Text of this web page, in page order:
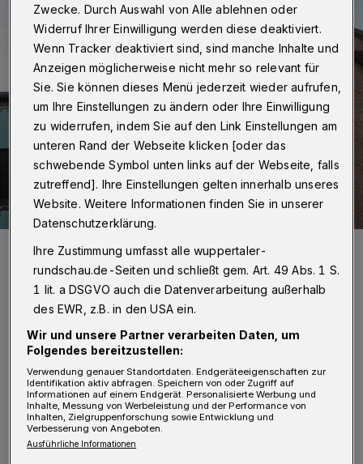
Das Fenster überstand die Verpuffung nicht.
D er Anrufer nahm die nach wenigen
Minuten eintreffenden Einsatzkräfte der
Berufsfeuerwehr aus Barmen vor der Tür des
Hauses in Empfang und teilte ihnen mit, was
Zwecke. Durch Auswahl von Alle ablehnen oder
Widerruf Ihrer Einwilligung werden diese deaktiviert.
Wenn Tracker deaktiviert sind, sind manche Inhalte und
Anzeigen möglicherweise nicht mehr so relevant für
Sie. Sie können dieses Menü jederzeit wieder aufrufen,
um Ihre Einstellungen zu ändern oder Ihre Einwilligung
zu widerrufen, indem Sie auf den Link Einstellungen am
unteren Rand der Webseite klicken [oder das
schwebende Symbol unten links auf der Webseite, falls
zutreffend]. Ihre Einstellungen gelten innerhalb unseres
Website. Weitere Informationen finden Sie in unserer
Datenschutzerklärung.
Ihre Zustimmung umfasst alle wuppertaler-
rundschau.de-Seiten und schließt gem. Art. 49 Abs. 1 S.
1 lit. a DSGVO auch die Datenverarbeitung außerhalb
des EWR, z.B. in den USA ein.
Wir und unsere Partner verarbeiten Daten, um
Folgendes bereitzustellen:
Verwendung genauer Standortdaten. Endgeräteeigenschaften zur
Identifikation aktiv abfragen. Speichern von oder Zugriff auf
Informationen auf einem Endgerät. Personalisierte Werbung und
Inhalte, Messung von Werbeleistung und der Performance von
Inhalten, Zielgruppenforschung sowie Entwicklung und
Verbesserung von Angeboten.
Ausführliche Informationen